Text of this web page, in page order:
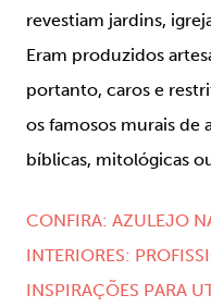
revestiam jardins,
Eram produzidos
portanto, caros e
os famosos murais de
bíblicas, mitológicas
CONFIRA: AZULEJO
INTERIORES:
INSPIRAÇÕES PARA